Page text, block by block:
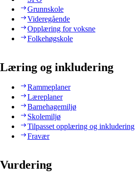
Grunnskole
Videregående
Opplæring for voksne
Folkehøgskole
Læring og inkludering
Rammeplaner
Læreplaner
Barnehagemiljø
Skolemiljø
Tilpasset opplæring og inkludering
Fravær
Vurdering